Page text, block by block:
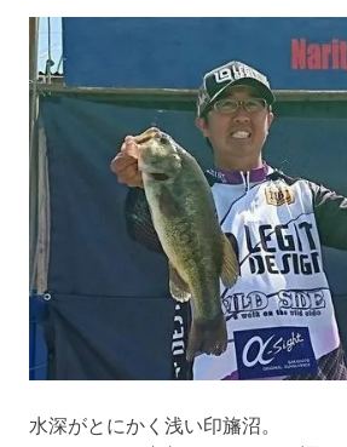
ー
ジ
送
り
水深がとにかく浅い印旛沼。